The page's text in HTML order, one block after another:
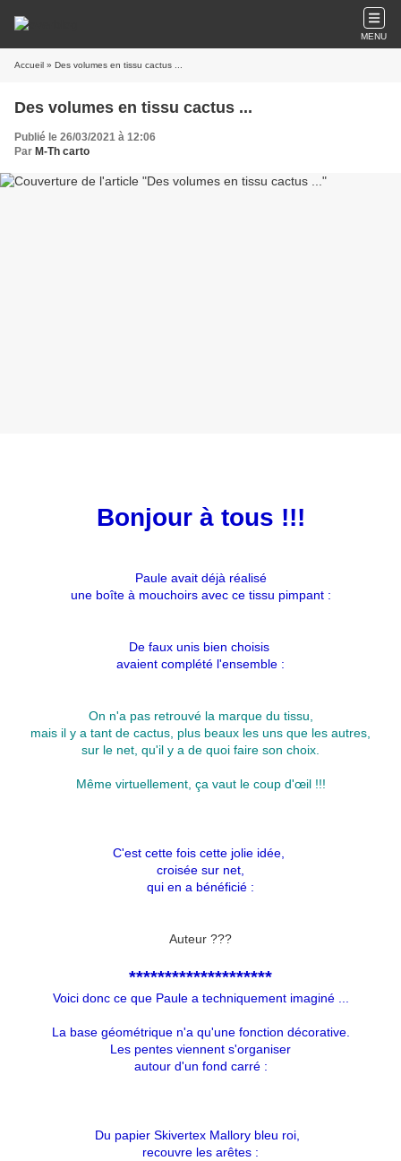
MENU
Accueil » Des volumes en tissu cactus ...
Des volumes en tissu cactus ...
Publié le 26/03/2021 à 12:06
Par M-Th carto
Bonjour à tous !!!
Paule avait déjà réalisé
une boîte à mouchoirs avec ce tissu pimpant :
De faux unis bien choisis
avaient complété l'ensemble :
On n'a pas retrouvé la marque du tissu,
mais il y a tant de cactus, plus beaux les uns que les autres,
sur le net, qu'il y a de quoi faire son choix.
Même virtuellement, ça vaut le coup d'œil !!!
C'est cette fois cette jolie idée,
croisée sur net,
qui en a bénéficié :
Auteur ???
********************
Voici donc ce que Paule a techniquement imaginé ...
La base géométrique n'a qu'une fonction décorative.
Les pentes viennent s'organiser
autour d'un fond carré :
Du papier Skivertex Mallory bleu roi,
recouvre les arêtes :